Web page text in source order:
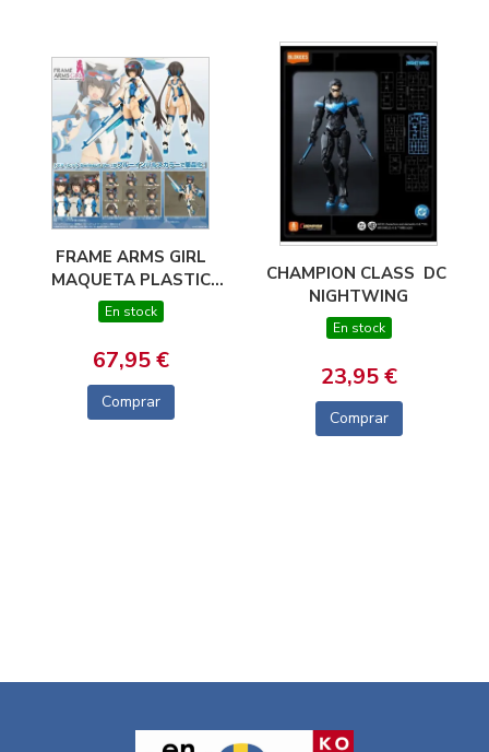
FRAME ARMS GIRL
MAQUETA PLASTIC
MODEL KIT STYLET
SWIMSUIT BLUE
IMPULSE COLOR VER.
16 CM
En stock
67,95 €
Comprar
CHAMPION CLASS  DC 
NIGHTWING
En stock
23,95 €
Comprar